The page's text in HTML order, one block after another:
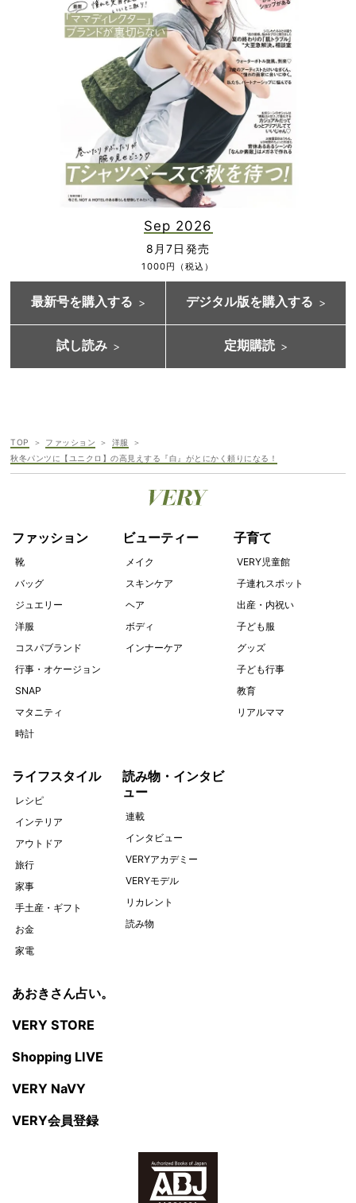
Sep 2026
8月7日発売
1000円（税込）
最新号を購入する デジタル版を購入する
試し読み 定期購読
TOP ファッション
洋服
秋冬パンツに【ユニクロ】の高見えする『白』がとにかく頼りになる！
ファッション
靴
バッグ
ジュエリー
洋服
コスパブランド
行事・オケージョン
SNAP
マタニティ
時計
ビューティー
メイク
スキンケア
ヘア
ボディ
インナーケア
子育て
VERY児童館
子連れスポット
出産・内祝い
子ども服
グッズ
子ども行事
教育
リアルママ
ライフスタイル
レシピ
インテリア
アウトドア
旅行
家事
手土産・ギフト
お金
家電
読み物・インタビ
ュー
連載
インタビュー
VERYアカデミー
VERYモデル
リカレント
読み物
あおきさん占い。
VERY STORE
Shopping LIVE
VERY NaVY
VERY会員登録